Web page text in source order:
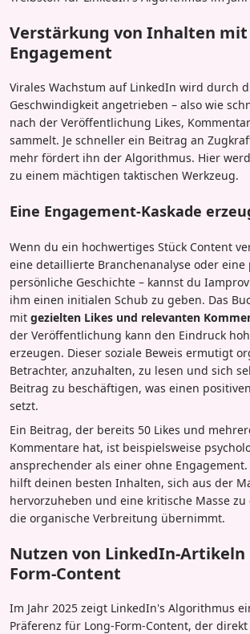
Verstärkung von Inhalten
Engagement
Virales Wachstum auf LinkedIn wird durch
Geschwindigkeit angetrieben – also wie
nach der Veröffentlichung Likes,
sammelt. Je schneller ein Beitrag an
mehr fördert ihn der Algorithmus. Hier
zu einem mächtigen taktischen Werkzeug.
Eine Engagement-Kaskade
Wenn du ein hochwertiges Stück Content
eine detaillierte Branchenanalyse oder eine
persönliche Geschichte – kannst du
ihm einen initialen Schub zu geben. Das
mit gezielten Likes und relevanten
der Veröffentlichung kann den Eindruck
erzeugen. Dieser soziale Beweis ermutigt
Betrachter, anzuhalten, zu lesen und sich
Beitrag zu beschäftigen, was einen
setzt.
Ein Beitrag, der bereits 50 Likes und
Kommentare hat, ist beispielsweise
ansprechender als einer ohne
hilft deinen besten Inhalten, sich aus der
hervorzuheben und eine kritische Masse
die organische Verbreitung übernimmt.
Nutzen von LinkedIn-Artikeln
Form-Content
Im Jahr 2025 zeigt LinkedIn's Algorithmus
Präferenz für Long-Form-Content, der